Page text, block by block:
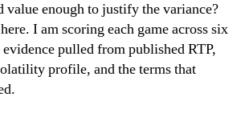
value enough to justify the variance?
I am scoring each game across six
pulled from published RTP,
profile, and the terms that